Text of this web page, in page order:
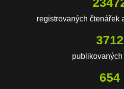
registrovaných čtenářek
3712
publikovaných
654